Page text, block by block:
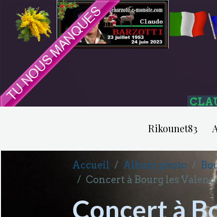
Rikounet83
Accueil Album photo
Concert à Bourg les
Concert à